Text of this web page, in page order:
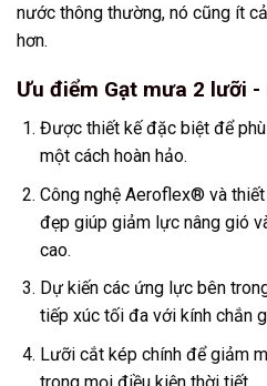
nước thông thường, nó cũng ít
hơn.
Ưu điểm Gạt mưa 2 lưỡi
Được thiết kế đặc biệt để
một cách hoàn hảo.
Công nghệ Aeroflex® và
đẹp giúp giảm lực nâng gió
cao.
Dự kiến ​​​​các ứng lực bên
tiếp xúc tối đa với kính chắn
Lưỡi cắt kép chính để giảm